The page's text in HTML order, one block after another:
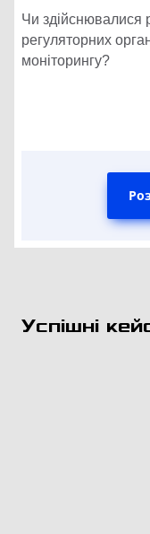
Чи здійснювалися
регуляторних
моніторингу?
Успішні